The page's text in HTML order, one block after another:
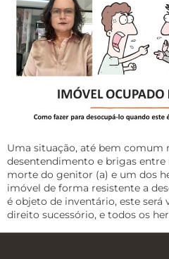
Uma situação, até bem comum
desentendimento e brigas
morte do genitor (a) e um dos
imóvel de forma resistente a
é objeto de inventário, este será
direito sucessório, e todos os